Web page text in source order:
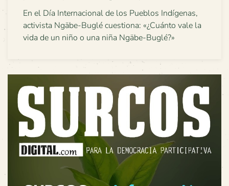
En el Día Internacional de los Pueblos Indígenas,
activista Ngäbe-Buglé cuestiona: «¿Cuánto vale la
vida de un niño o una niña Ngäbe-Buglé?»